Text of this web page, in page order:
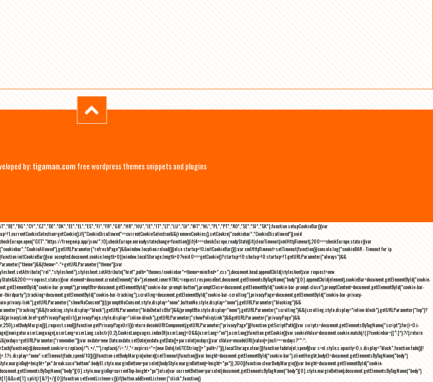
by:tigaman.com free wordpress themes snippets and plugins
setupCookieBar(){var
freegeoip.app/json/",!0),checkEurope.onreadystatechange=function(){if(4===checkEurope.readyState){if(clearTimeout(xmlHttpTimeout),200===checkEurope.status){var
startup=!0;initCookieBar()}};var xmlHttpTimeout=setTimeout(function(){console.log("cookieBAR - Timeout for ip
initCookieBar(){var accepted;document.cookie.length>0||window.localStorage.length>0?void 0===getCookie()?startup=!0:shutup=!0:startup=!1;getURLParameter("always")&&
"+getURLParameter("theme"));var
cookiebar"+theme+minified+".css"),document.head.appendChild(stylesheet);var request=new
element=document.createElement("div");element.innerHTML=request.responseText,document.getElementsByTagName("body")[0].appendChild(element),cookieBar=document.getElementById("cookie-
bar-prompt"),promptBtn=document.getElementById("cookie-bar-prompt-button"),promptClose=document.getElementById("cookie-bar-prompt-close"),promptContent=document.getElementById("cookie-bar-
thirdparty"),tracking=document.getElementById("cookie-bar-tracking"),scrolling=document.getElementById("cookie-bar-scrolling"),privacyPage=document.getElementById("cookie-bar-privacy-
privacy-link"),getURLParameter("showNoConsent")||(promptNoConsent.style.display="none",buttonNo.style.display="none"),getURLParameter("blocking")&&
block"),getURLParameter("top")?
block"),getURLParameter("showPolicyLink")&&getURLParameter("privacyPage")&&
getPrivacyPageUrl(){return decodeURIComponent(getURLParameter("privacyPage"))}function getScriptPath(){var scripts=document.getElementsByTagName("script");for(i=0;i-
getCookie(){var cookieValue=document.cookie.match(/(;)?cookiebar=([^;]*);?/);return
exdate=new Date;exdate.setDate(exdate.getDate()+parseInt(exdays));var cValue=encodeURI(value)+(null===exdays?"":";
^\ +/,"").replace(/\=.*/,"=;expires="+(new Date).toUTCString()+";path=/")}),localStorage.clear()}function fadeIn(el,speed){var s=el.style;s.opacity=0,s.display="block",function fade(){!
10)}()}function setBodyMargin(where){setTimeout(function(){var height=document.getElementById("cookie-bar").clientHeight,bodyEl=document.getElementsByTagName("body")
clearBodyMargin(){var height=document.getElementById("cookie-
height+"px"}else{var currentBottom=parseInt(document.getElementsByTagName("body")[0].style.marginBottom);document.getElementsByTagName("body")
[&?]+/)[0]}function setEventListeners(){if(button.addEventListener("click",function()